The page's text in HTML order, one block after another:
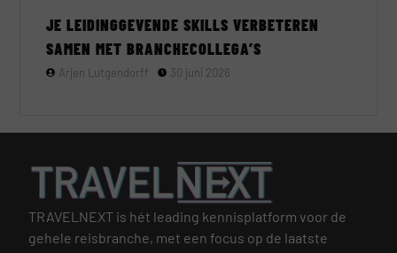
JE LEIDINGGEVENDE SKILLS VERBETEREN
SAMEN MET BRANCHECOLLEGA’S
Arjen Lutgendorff 30 juni 2026
TRAVELNEXT is hét leading kennisplatform voor de
gehele reisbranche, met een focus op de laatste